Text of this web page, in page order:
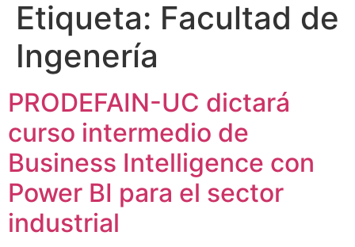
Etiqueta: Facultad de
Ingenería
PRODEFAIN-UC dictará
curso intermedio de
Business Intelligence con
Power BI para el sector
industrial